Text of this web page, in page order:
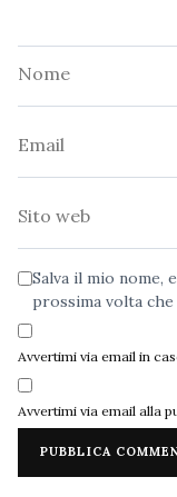
Salva il mio nome,
prossima volta
Avvertimi via email in
Avvertimi via email alla